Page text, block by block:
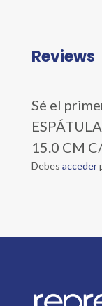
Reviews
Sé el
15.0 CM
Debes acceder